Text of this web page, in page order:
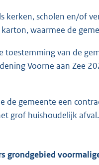
kerken, scholen en/of
waarmee de
toestemming van de
Voorne aan Zee
de gemeente een
grof huishoudelijk afval.
grondgebied